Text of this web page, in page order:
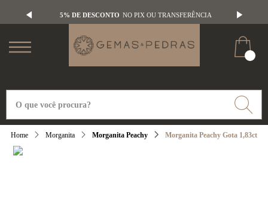
5% DE DESCONTO NO PIX OU TRANSFERÊNCIA
Morganita Morganita Peachy Morganita Peachy Gota 1,83ct